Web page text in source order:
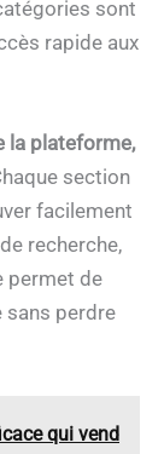
sont
rapide aux
la plateforme,
section
facilement
recherche,
permet de
sans perdre
qui vend